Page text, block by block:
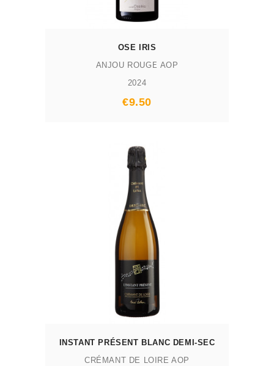
OSE IRIS
ANJOU ROUGE AOP
2024
Prix
€9.50
INSTANT PRÉSENT BLANC DEMI-SEC
CRÉMANT DE LOIRE AOP